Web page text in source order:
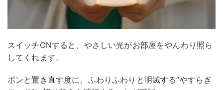
スイッチONすると、やさしい光がお部屋をやんわり照ら
してくれます。
ポンと置き直す度に、ふわりふわりと明滅する“やすらぎ